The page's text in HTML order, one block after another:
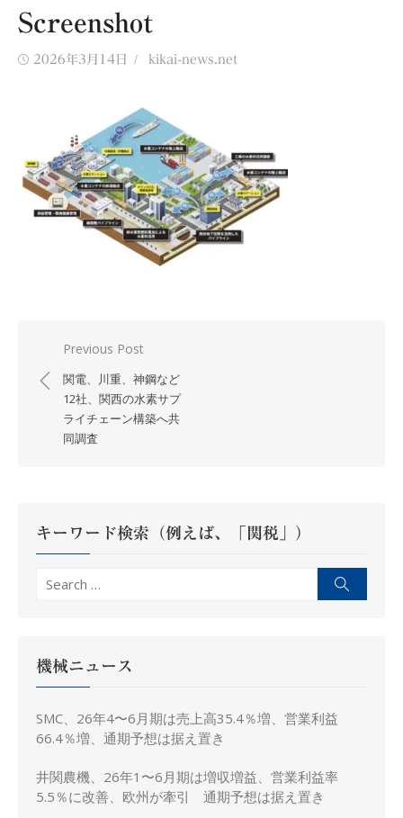
Screenshot
Posted
2026年3月14日 Author
kikai-news.net
稿
ョ
ン
Previous Post
関電、川重、神鋼など
12社、関西の水素サプ
ライチェーン構築へ共
同調査
キーワード検索（例えば、「関税」）
Search
機械ニュース
SMC、26年4〜6月期は売上高35.4％増、営業利益
66.4％増、通期予想は据え置き
井関農機、26年1〜6月期は増収増益、営業利益率
5.5％に改善、欧州が牽引 通期予想は据え置き